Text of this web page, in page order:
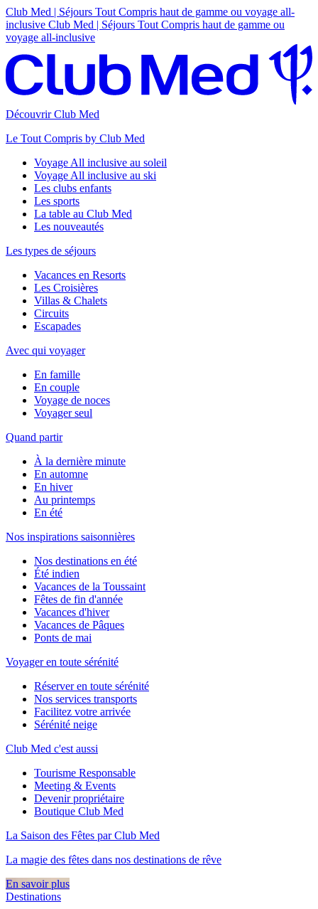
Club Med | Séjours Tout Compris haut de gamme ou voyage all-
inclusive Club Med | Séjours Tout Compris haut de gamme ou
voyage all-inclusive
Découvrir Club Med
Le Tout Compris by Club Med
Voyage All inclusive au soleil
Voyage All inclusive au ski
Les clubs enfants
Les sports
La table au Club Med
Les nouveautés
Les types de séjours
Vacances en Resorts
Les Croisières
Villas & Chalets
Circuits
Escapades
Avec qui voyager
En famille
En couple
Voyage de noces
Voyager seul
Quand partir
À la dernière minute
En automne
En hiver
Au printemps
En été
Nos inspirations saisonnières
Nos destinations en été
Été indien
Vacances de la Toussaint
Fêtes de fin d'année
Vacances d'hiver
Vacances de Pâques
Ponts de mai
Voyager en toute sérénité
Réserver en toute sérénité
Nos services transports
Facilitez votre arrivée
Sérénité neige
Club Med c'est aussi
Tourisme Responsable
Meeting & Events
Devenir propriétaire
Boutique Club Med
La Saison des Fêtes par Club Med
La magie des fêtes dans nos destinations de rêve​
En savoir plus
Destinations